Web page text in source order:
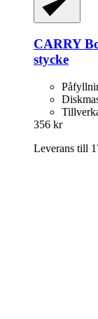
CARRY
stycke
356 kr
Leverans till